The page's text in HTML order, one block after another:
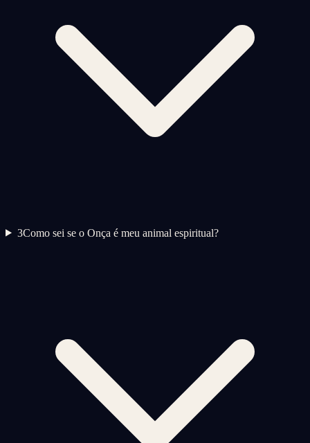
3Como sei se o Onça é meu animal espiritual?